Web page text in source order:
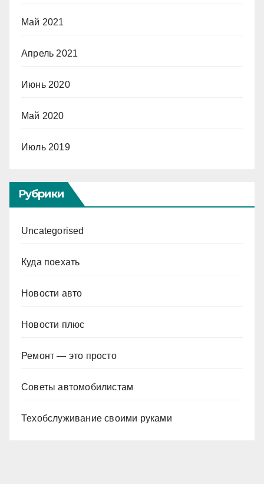
Май 2021
Апрель 2021
Июнь 2020
Май 2020
Июль 2019
Рубрики
Uncategorised
Куда поехать
Новости авто
Новости плюс
Ремонт — это просто
Советы автомобилистам
Техобслуживание своими руками